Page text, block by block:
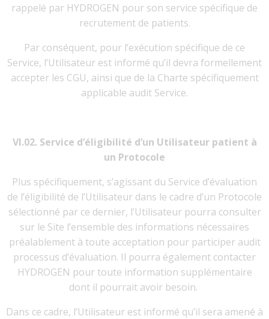
rappelé par HYDROGEN pour son service spécifique de
recrutement de patients.
Par conséquent, pour l’exécution spécifique de ce
Service, l’Utilisateur est informé qu’il devra formellement
accepter les CGU, ainsi que de la Charte spécifiquement
applicable audit Service.
VI.02. Service d’éligibilité d’un Utilisateur patient à
un Protocole
Plus spécifiquement, s’agissant du Service d’évaluation
de l’éligibilité de l’Utilisateur dans le cadre d’un Protocole
sélectionné par ce dernier, l’Utilisateur pourra consulter
sur le Site l’ensemble des informations nécessaires
préalablement à toute acceptation pour participer audit
processus d’évaluation. Il pourra également contacter
HYDROGEN pour toute information supplémentaire
dont il pourrait avoir besoin.
Dans ce cadre, l’Utilisateur est informé qu’il sera amené à